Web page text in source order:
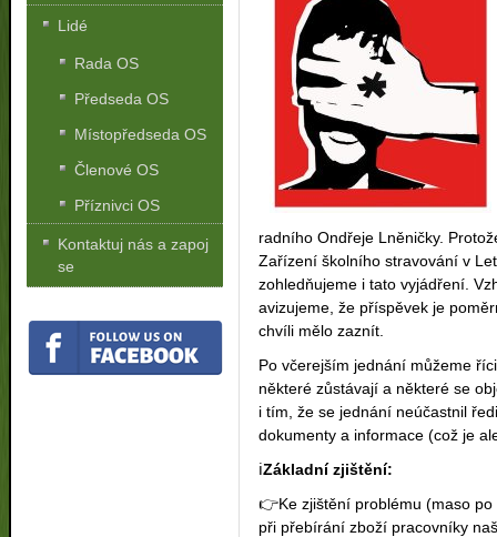
radního Ondřeje Lněničky.
Zařízení školního stravování v
zohledňujeme i tato vyjádření.
avizujeme, že příspěvek je
chvíli mělo zaznít.
Po včerejším jednání můžeme
některé zůstávají a některé se
i tím, že se jednání neúčastnil
dokumenty a informace (což je
ℹ️Základní zjištění:
👉Ke zjištění problému (maso
při přebírání zboží pracovníky
Lidé
Rada OS
Předseda OS
Místopředseda OS
Členové OS
Příznivci OS
Kontaktuj nás a zapoj
se